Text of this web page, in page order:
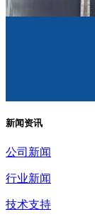
新闻资讯
公司新闻
行业新闻
技术支持